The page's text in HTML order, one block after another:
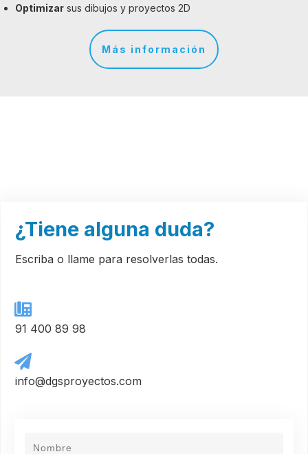
Optimizar sus dibujos y proyectos 2D
Más información
¿Tiene alguna duda?
Escriba o llame para resolverlas todas.
91 400 89 98
info@dgsproyectos.com